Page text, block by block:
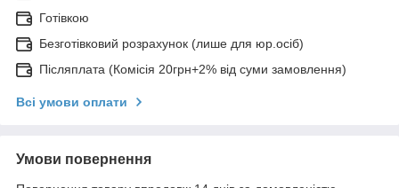
Готівкою
Безготівковий розрахунок (лише для юр.осіб)
Післяплата (Комісія 20грн+2% від суми замовлення)
Всі умови оплати
Умови повернення